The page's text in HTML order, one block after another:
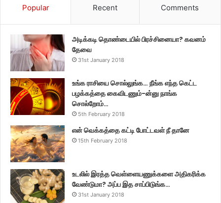
Popular Recent Comments
அடிக்கடி தொண்டையில் பிரச்சினையா? கவனம்
தேவை
31st January 2018
உங்க ராசியை சொல்லுங்க… நீங்க எந்த கெட்ட
பழக்கத்தை கைவிடணும்-ன்னு நாங்க
சொல்றோம்…
5th February 2018
என் வெக்கத்தை கட்டி போட்டவள் நீ தானே
15th February 2018
உடலில் இரத்த வெள்ளையணுக்களை அதிகரிக்க
வேண்டுமா? அப்ப இத சாப்பிடுங்க…
31st January 2018